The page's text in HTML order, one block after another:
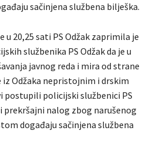
sačinjena službena bilješka.
u 20,25 sati PS Odžak zaprimila je
službenika PS Odžak da je u
javnog reda i mira od strane
iz Odžaka nepristojnim i drskim
postupili policijski službenici PS
prekršajni nalog zbog narušenog
događaju sačinjena službena